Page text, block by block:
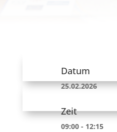
Datum
25.02.2026
Zeit
09:00 - 12:15